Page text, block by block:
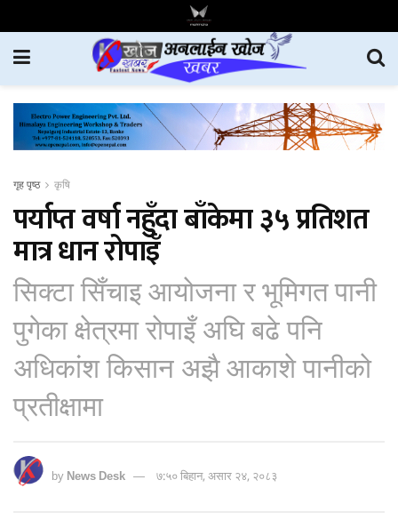
गृह पृष्ठ कृषि
पर्याप्त वर्षा नहुँदा बाँकेमा ३५ प्रतिशत
मात्र धान रोपाइँ
सिक्टा सिँचाइ आयोजना र भूमिगत पानी
पुगेका क्षेत्रमा रोपाइँ अघि बढे पनि
अधिकांश किसान अझै आकाशे पानीको
प्रतीक्षामा
byNews Desk ७:५० बिहान, असार २४, २०८३